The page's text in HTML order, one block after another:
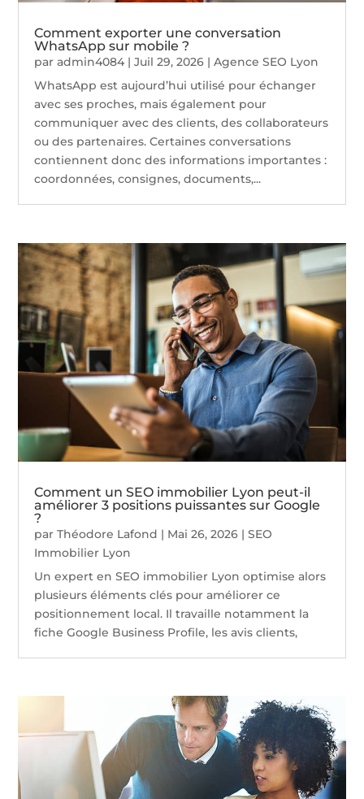
Comment exporter une conversation
WhatsApp sur mobile ?
paradmin4084 |Juil 29, 2026 |Agence SEO Lyon
WhatsApp est aujourd’hui utilisé pour échanger
avec ses proches, mais également pour
communiquer avec des clients, des collaborateurs
ou des partenaires. Certaines conversations
contiennent donc des informations importantes :
coordonnées, consignes, documents,...
Comment un SEO immobilier Lyon peut-il
améliorer 3 positions puissantes sur Google
?
parThéodore Lafond | Mai 26, 2026 |SEO
Immobilier Lyon
Un expert en SEO immobilier Lyon optimise alors
plusieurs éléments clés pour améliorer ce
positionnement local. Il travaille notamment la
fiche Google Business Profile, les avis clients,